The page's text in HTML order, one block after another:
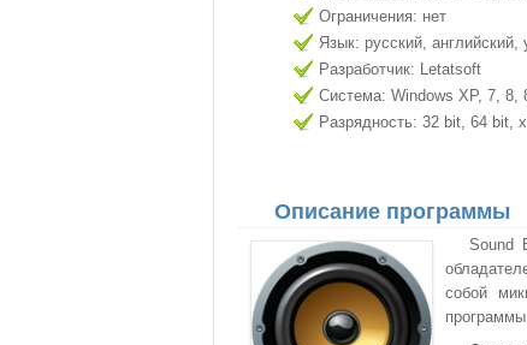
Ограничения: нет
Язык: русский, английский,
Разработчик: Letatsoft
Система: Windows XP, 7, 8,
Разрядность: 32 bit, 64 bit,
Описание программы
Sound
собой